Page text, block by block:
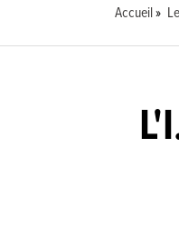
Accueil